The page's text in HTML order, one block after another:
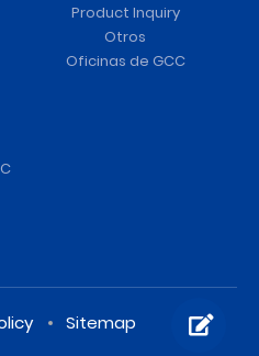
Product Inquiry
Otros
Oficinas de GCC
Sitemap